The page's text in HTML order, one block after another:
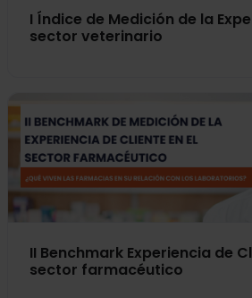
I Índice de Medición de la
sector veterinario
II Benchmark Experiencia de
sector farmacéutico